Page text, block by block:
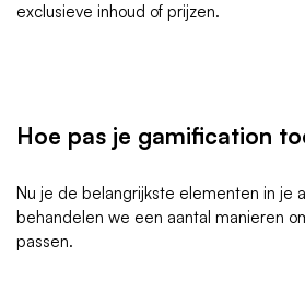
exclusieve inhoud of prijzen.
Hoe pas je gamification
Nu je de belangrijkste elementen in je
behandelen we een aantal manieren
passen.